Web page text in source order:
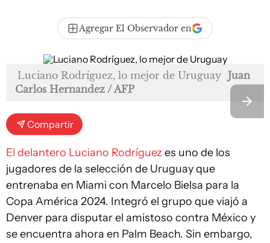
Agregar El Observador en
Luciano Rodríguez, lo mejor de Uruguay Juan
Carlos Hernandez / AFP
Compartir
El delantero Luciano Rodríguez es uno de los
jugadores de la selección de Uruguay que
entrenaba en Miami con Marcelo Bielsa para la
Copa América 2024. Integró el grupo que viajó a
Denver para disputar el amistoso contra México y
se encuentra ahora en Palm Beach. Sin embargo,